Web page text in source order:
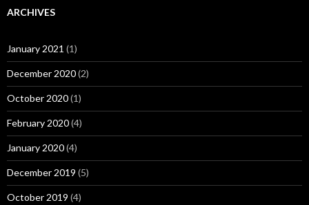
ARCHIVES
January 2021 (1)
December 2020(2)
October 2020(1)
February 2020(4)
January 2020(4)
December 2019 (5)
October 2019 (4)